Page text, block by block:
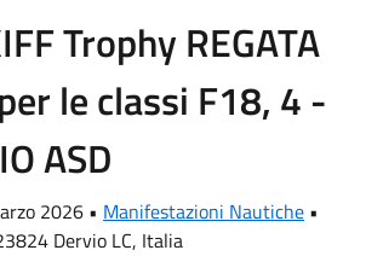
Trophy REGATA
le classi F18, 4 -
ASD
2026 • Manifestazioni Nautiche •
Dervio LC, Italia